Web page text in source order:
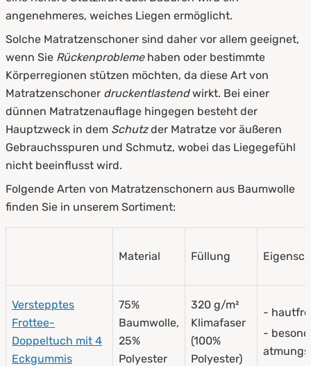
angenehmeres, weiches Liegen ermöglicht.
Solche Matratzenschoner sind daher vor allem geeignet,
wenn Sie Rückenprobleme haben oder bestimmte
Körperregionen stützen möchten, da diese Art von
Matratzenschoner druckentlastendwirkt. Bei einer
dünnen Matratzenauflage hingegen besteht der
Hauptzweck in dem Schutzder Matratze vor äußeren
Gebrauchsspuren und Schmutz, wobei das Liegegefühl
nicht beeinflusst wird.
Folgende Arten von Matratzenschonern aus Baumwolle
finden Sie in unserem Sortiment:
Material Füllung
Verstepptes
Frottee-
Doppeltuch mit 4
Eckgummis
75%
Baumwolle,
25%
Polyester
320 g/m²
Klimafaser
(100%
Polyester)
-
-